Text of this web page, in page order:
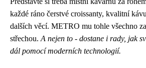
každé ráno čerstvé croissanty, kvalitní
dalších věcí. METRO mu tohle všechno
střechou. A nejen to - dostane i rady, jak
dál pomocí moderních technologií.